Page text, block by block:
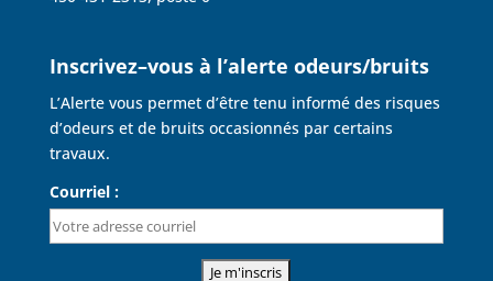
Inscrivez–vous à l’alerte odeurs/bruits
L’Alerte vous permet d’être tenu informé des risques
d’odeurs et de bruits occasionnés par certains
travaux.
Courriel :